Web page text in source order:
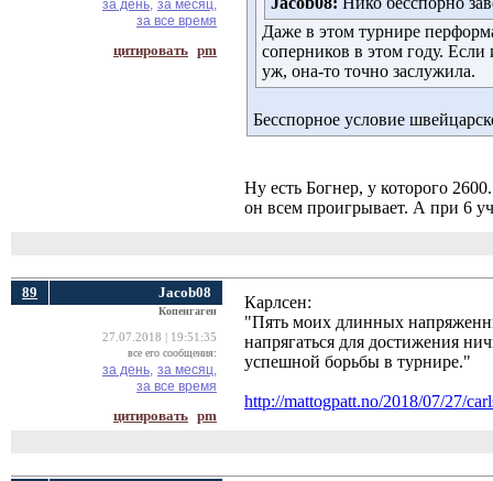
за день, за месяц,
за все время
цитировать pm
Даже в этом турнире
соперников в этом году.
уж, она-то точно заслужила.
Бесспорное условие
Ну есть Богнер, у которого
он всем проигрывает. А при 6
89 Jacob08
Копенгаген
27.07.2018 | 19:51:35
все его сообщения:
за день, за месяц,
за все время
цитировать pm
Карлсен:
"Пять моих длинных
напрягаться для достижения
успешной борьбы в турнире."
http://mattogpatt.no/2018/07/27/